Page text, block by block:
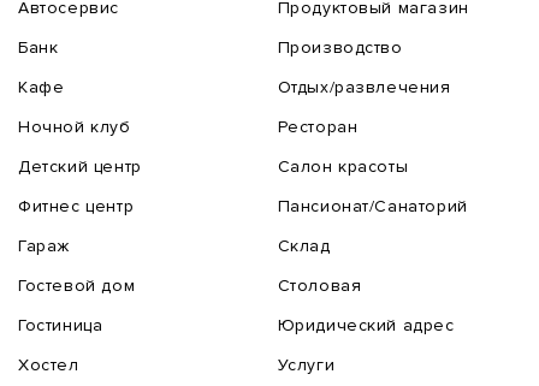
Автосервис
Банк
Кафе
Ночной клуб
Детский центр
Фитнес центр
Гараж
Гостевой дом
Гостиница
Хостел
Продуктовый магазин
Производство
Отдых/развлечения
Ресторан
Салон красоты
Пансионат/Санаторий
Склад
Столовая
Юридический адрес
Услуги